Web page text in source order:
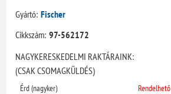
Gyártó: Fischer
Cikkszám: 97-562172
NAGYKERESKEDELMI RAKTÁRAINK:
(CSAK CSOMAGKÜLDÉS)
Érd (nagyker)
Rendelhető